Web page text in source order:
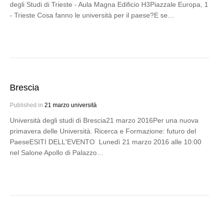
degli Studi di Trieste - Aula Magna Edificio H3Piazzale Europa, 1
- Trieste Cosa fanno le università per il paese?E se…
Brescia
Published in 21 marzo università
Università degli studi di Brescia21 marzo 2016Per una nuova
primavera delle Università. Ricerca e Formazione: futuro del
PaeseESITI DELL'EVENTO Lunedì 21 marzo 2016 alle 10:00
nel Salone Apollo di Palazzo…